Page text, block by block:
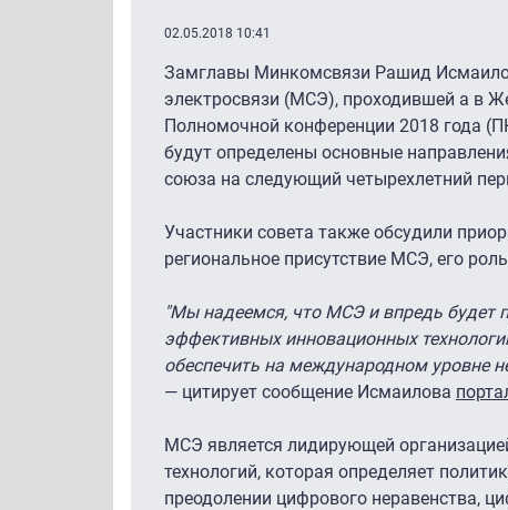
02.05.2018 10:41
Замглавы Минкомсвязи Рашид
электросвязи (МСЭ), проходившей а в
Полномочной конференции 2018 года
будут определены основные
союза на следующий четырехлетний
Участники совета также обсудили
региональное присутствие МСЭ, его
"Мы надеемся, что МСЭ и впредь будет
эффективных инновационных
обеспечить на международном уровне
— цитирует сообщение Исмаилова
МСЭ является лидирующей
технологий, которая определяет
преодолении цифрового неравенства,